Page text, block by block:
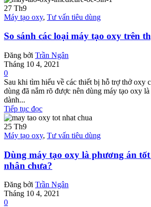
27 Th9
Máy tạo oxy, Tư vấn tiêu dùng
So sánh các loại máy tạo oxy trên
Đăng bởi Trần Ngân
Tháng 10 4, 2021
0
Sau khi tìm hiểu về các thiết bị hỗ trợ thở oxy
dùng đã nắm rõ được nên dùng máy tạo oxy
dành...
Tiếp tục đọc
25 Th9
Máy tạo oxy, Tư vấn tiêu dùng
Dùng máy tạo oxy là phương án
nhân chưa?
Đăng bởi Trần Ngân
Tháng 10 4, 2021
0